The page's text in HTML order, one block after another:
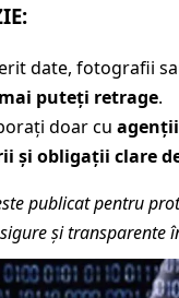
date, fotografii
puteți retrage.
doar cu
și obligații clare
publicat pentru
și transparente